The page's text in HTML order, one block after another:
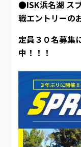
●ISK浜名湖 ス
戦エントリーの
定員３０名募集
中！！！